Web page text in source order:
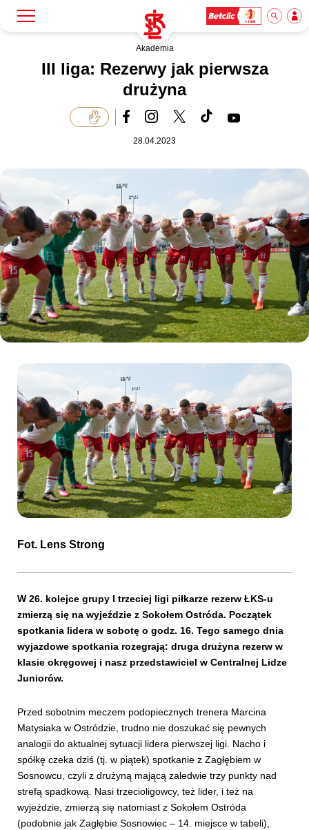
Akademia
Biznes
Dla mediów
Kibice
SKLEP KUP BILET
Akademia
III liga: Rezerwy jak pierwsza
drużyna
28.04.2023
Fot. Lens Strong
W 26. kolejce grupy I trzeciej ligi piłkarze rezerw ŁKS-u
zmierzą się na wyjeździe z Sokołem Ostróda. Początek
spotkania lidera w sobotę o godz. 16. Tego samego dnia
wyjazdowe spotkania rozegrają: druga drużyna rezerw w
klasie okręgowej i nasz przedstawiciel w Centralnej Lidze
Juniorów.
Przed sobotnim meczem podopiecznych trenera Marcina
Matysiaka w Ostródzie, trudno nie doszukać się pewnych
analogii do aktualnej sytuacji lidera pierwszej ligi. Nacho i
spółkę czeka dziś (tj. w piątek) spotkanie z Zagłębiem w
Sosnowcu, czyli z drużyną mającą zaledwie trzy punkty nad
strefą spadkową. Nasi trzecioligowcy, też lider, i też na
wyjeździe, zmierzą się natomiast z Sokołem Ostróda
(podobnie jak Zagłębie Sosnowiec – 14. miejsce w tabeli),